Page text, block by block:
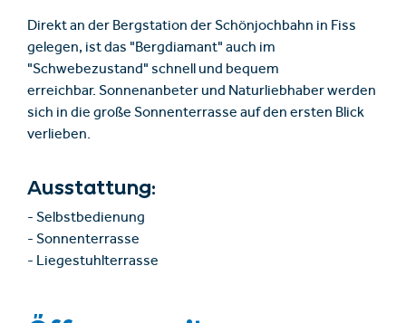
Direkt an der Bergstation der Schönjochbahn in Fiss
gelegen, ist das "Bergdiamant" auch im
"Schwebezustand" schnell und bequem
erreichbar. Sonnenanbeter und Naturliebhaber werden
sich in die große Sonnenterrasse auf den ersten Blick
verlieben.
Ausstattung:
- Selbstbedienung
- Sonnenterrasse
- Liegestuhlterrasse